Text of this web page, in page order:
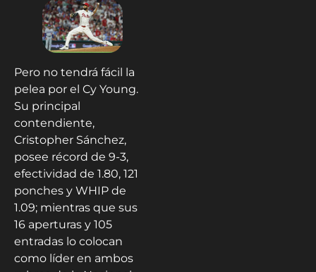
Pero no tendrá fácil la
pelea por el Cy Young.
Su principal
contendiente,
Cristopher Sánchez,
posee récord de 9-3,
efectividad de 1.80, 121
ponches y WHIP de
1.09; mientras que sus
16 aperturas y 105
entradas lo colocan
como líder en ambos